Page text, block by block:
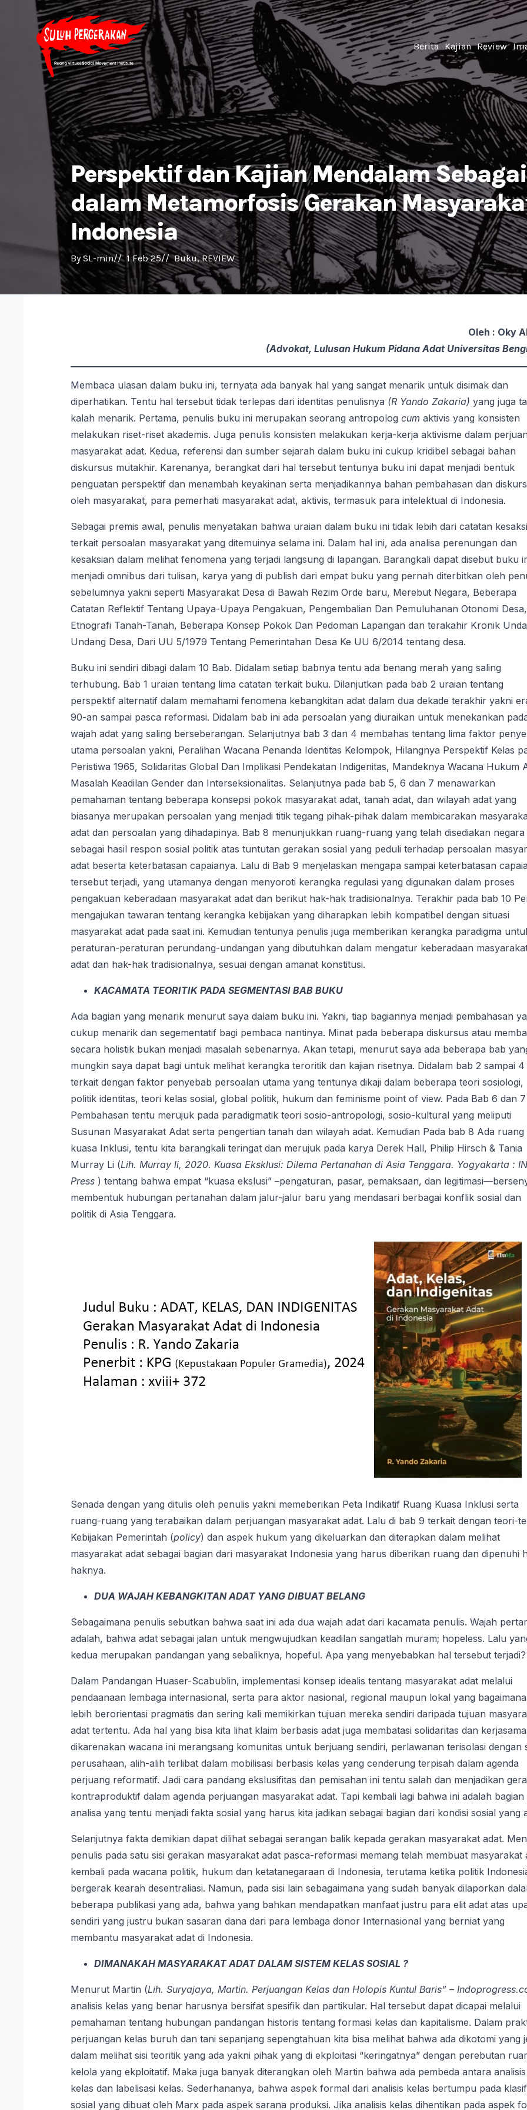
Berita Kajian Review
Perspektif dan Kajian Mendalam
dalam Metamorfosis Gerakan
Indonesia
By SL-min// 1 Feb 25// Buku REVIEW
Oleh : Oky
(Advokat, Lulusan Hukum Pidana Adat Universitas
Membaca ulasan dalam buku ini, ternyata ada banyak hal yang sangat menarik untuk disimak dan
diperhatikan. Tentu hal tersebut tidak terlepas dari identitas penulisnya (R Yando Zakaria) yang juga
kalah menarik. Pertama, penulis buku ini merupakan seorang antropolog cum aktivis yang konsisten
melakukan riset-riset akademis. Juga penulis konsisten melakukan kerja-kerja aktivisme dalam
masyarakat adat. Kedua, referensi dan sumber sejarah dalam buku ini cukup kridibel sebagai bahan
diskursus mutakhir. Karenanya, berangkat dari hal tersebut tentunya buku ini dapat menjadi bentuk
penguatan perspektif dan menambah keyakinan serta menjadikannya bahan pembahasan dan
oleh masyarakat, para pemerhati masyarakat adat, aktivis, termasuk para intelektual di Indonesia.
Sebagai premis awal, penulis menyatakan bahwa uraian dalam buku ini tidak lebih dari catatan
terkait persoalan masyarakat yang ditemuinya selama ini. Dalam hal ini, ada analisa perenungan dan
kesaksian dalam melihat fenomena yang terjadi langsung di lapangan. Barangkali dapat disebut buku
menjadi omnibus dari tulisan, karya yang di publish dari empat buku yang pernah diterbitkan oleh
sebelumnya yakni seperti Masyarakat Desa di Bawah Rezim Orde baru, Merebut Negara, Beberapa
Catatan Reflektif Tentang Upaya-Upaya Pengakuan, Pengembalian Dan Pemuluhanan Otonomi Desa,
Etnografi Tanah-Tanah, Beberapa Konsep Pokok Dan Pedoman Lapangan dan terakahir Kronik
Undang Desa, Dari UU 5/1979 Tentang Pemerintahan Desa Ke UU 6/2014 tentang desa.
Buku ini sendiri dibagi dalam 10 Bab. Didalam setiap babnya tentu ada benang merah yang saling
terhubung. Bab 1 uraian tentang lima catatan terkait buku. Dilanjutkan pada bab 2 uraian tentang
perspektif alternatif dalam memahami fenomena kebangkitan adat dalam dua dekade terakhir yakni
90-an sampai pasca reformasi. Didalam bab ini ada persoalan yang diuraikan untuk menekankan
wajah adat yang saling berseberangan. Selanjutnya bab 3 dan 4 membahas tentang lima faktor
utama persoalan yakni, Peralihan Wacana Penanda Identitas Kelompok, Hilangnya Perspektif Kelas
Peristiwa 1965, Solidaritas Global Dan Implikasi Pendekatan Indigenitas, Mandeknya Wacana Hukum
Masalah Keadilan Gender dan Interseksionalitas. Selanjutnya pada bab 5, 6 dan 7 menawarkan
pemahaman tentang beberapa konsepsi pokok masyarakat adat, tanah adat, dan wilayah adat yang
biasanya merupakan persoalan yang menjadi titik tegang pihak-pihak dalam membicarakan
adat dan persoalan yang dihadapinya. Bab 8 menunjukkan ruang-ruang yang telah disediakan negara
sebagai hasil respon sosial politik atas tuntutan gerakan sosial yang peduli terhadap persoalan
adat beserta keterbatasan capaianya. Lalu di Bab 9 menjelaskan mengapa sampai keterbatasan
tersebut terjadi, yang utamanya dengan menyoroti kerangka regulasi yang digunakan dalam proses
pengakuan keberadaan masyarakat adat dan berikut hak-hak tradisionalnya. Terakhir pada bab 10
mengajukan tawaran tentang kerangka kebijakan yang diharapkan lebih kompatibel dengan situasi
masyarakat adat pada saat ini. Kemudian tentunya penulis juga memberikan kerangka paradigma
peraturan-peraturan perundang-undangan yang dibutuhkan dalam mengatur keberadaan
adat dan hak-hak tradisionalnya, sesuai dengan amanat konstitusi.
KACAMATA TEORITIK PADA SEGMENTASI BAB BUKU
Ada bagian yang menarik menurut saya dalam buku ini. Yakni, tiap bagiannya menjadi pembahasan
cukup menarik dan segementatif bagi pembaca nantinya. Minat pada beberapa diskursus atau
secara holistik bukan menjadi masalah sebenarnya. Akan tetapi, menurut saya ada beberapa bab
mungkin saya dapat bagi untuk melihat kerangka teroritik dan kajian risetnya. Didalam bab 2 sampai 4
terkait dengan faktor penyebab persoalan utama yang tentunya dikaji dalam beberapa teori sosiologi,
politik identitas, teori kelas sosial, global politik, hukum dan feminisme point of view. Pada Bab 6 dan 7
Pembahasan tentu merujuk pada paradigmatik teori sosio-antropologi, sosio-kultural yang meliputi
Susunan Masyarakat Adat serta pengertian tanah dan wilayah adat. Kemudian Pada bab 8 Ada ruang
kuasa Inklusi, tentu kita barangkali teringat dan merujuk pada karya Derek Hall, Philip Hirsch & Tania
Murray Li (Lih. Murray li, 2020. Kuasa Eksklusi: Dilema Pertanahan di Asia Tenggara. Yogyakarta :
Press ) tentang bahwa empat “kuasa ekslusi” –pengaturan, pasar, pemaksaan, dan
membentuk hubungan pertanahan dalam jalur-jalur baru yang mendasari berbagai konflik sosial dan
politik di Asia Tenggara.
Senada dengan yang ditulis oleh penulis yakni memeberikan Peta Indikatif Ruang Kuasa Inklusi serta
ruang-ruang yang terabaikan dalam perjuangan masyarakat adat. Lalu di bab 9 terkait dengan teori-
Kebijakan Pemerintah (policy) dan aspek hukum yang dikeluarkan dan diterapkan dalam melihat
masyarakat adat sebagai bagian dari masyarakat Indonesia yang harus diberikan ruang dan dipenuhi
haknya.
DUA WAJAH KEBANGKITAN ADAT YANG DIBUAT BELANG
Sebagaimana penulis sebutkan bahwa saat ini ada dua wajah adat dari kacamata penulis. Wajah
adalah, bahwa adat sebagai jalan untuk mengwujudkan keadilan sangatlah muram; hopeless. Lalu
kedua merupakan pandangan yang sebaliknya, hopeful. Apa yang menyebabkan hal tersebut terjadi?
Dalam Pandangan Huaser-Scabublin, implementasi konsep idealis tentang masyarakat adat melalui
pendaanaan lembaga internasional, serta para aktor nasional, regional maupun lokal yang
lebih berorientasi pragmatis dan sering kali memikirkan tujuan mereka sendiri daripada tujuan
adat tertentu. Ada hal yang bisa kita lihat klaim berbasis adat juga membatasi solidaritas dan kerjasama
dikarenakan wacana ini merangsang komunitas untuk berjuang sendiri, perlawanan terisolasi dengan
perusahaan, alih-alih terlibat dalam mobilisasi berbasis kelas yang cenderung terpisah dalam agenda
perjuang reformatif. Jadi cara pandang ekslusifitas dan pemisahan ini tentu salah dan menjadikan
kontraproduktif dalam agenda perjuangan masyarakat adat. Tapi kembali lagi bahwa ini adalah bagian
analisa yang tentu menjadi fakta sosial yang harus kita jadikan sebagai bagian dari kondisi sosial yang
Selanjutnya fakta demikian dapat dilihat sebagai serangan balik kepada gerakan masyarakat adat.
penulis pada satu sisi gerakan masyarakat adat pasca-reformasi memang telah membuat masyarakat
kembali pada wacana politik, hukum dan ketatanegaraan di Indonesia, terutama ketika politik
bergerak kearah desentraliasi. Namun, pada sisi lain sebagaimana yang sudah banyak dilaporkan
beberapa publikasi yang ada, bahwa yang bahkan mendapatkan manfaat justru para elit adat atas
sendiri yang justru bukan sasaran dana dari para lembaga donor Internasional yang berniat yang
membantu masyarakat adat di Indonesia.
DIMANAKAH MASYARAKAT ADAT DALAM SISTEM KELAS SOSIAL ?
Menurut Martin (Lih. Suryajaya, Martin. Perjuangan Kelas dan Holopis Kuntul Baris” –
analisis kelas yang benar harusnya bersifat spesifik dan partikular. Hal tersebut dapat dicapai melalui
pemahaman tentang hubungan pandangan historis tentang formasi kelas dan kapitalisme. Dalam
perjuangan kelas buruh dan tani sepanjang sepengtahuan kita bisa melihat bahwa ada dikotomi yang
dalam melihat sisi teoritik yang ada yakni pihak yang di ekploitasi “keringatnya” dengan perebutan
kelola yang ekploitatif. Maka juga banyak diterangkan oleh Martin bahwa ada pembeda antara analisis
kelas dan labelisasi kelas. Sederhananya, bahwa aspek formal dari analisis kelas bertumpu pada
sosial yang dibuat oleh Marx pada aspek sarana produksi. Jika analisis kelas dihentikan pada aspek